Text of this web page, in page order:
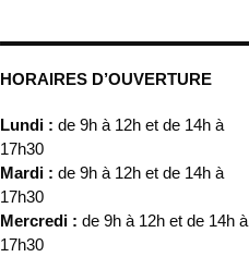
HORAIRES D’OUVERTURE
Lundi : de 9h à 12h et de 14h à
17h30
Mardi : de 9h à 12h et de 14h à
17h30
Mercredi : de 9h à 12h et de 14h à
17h30